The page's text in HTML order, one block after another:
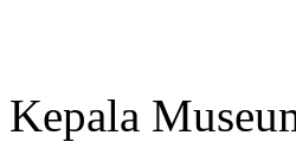
Kepala